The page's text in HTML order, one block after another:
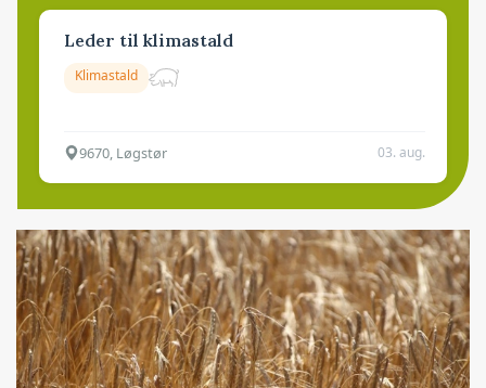
Leder til klimastald
Klimastald
9670, Løgstør 03. aug.